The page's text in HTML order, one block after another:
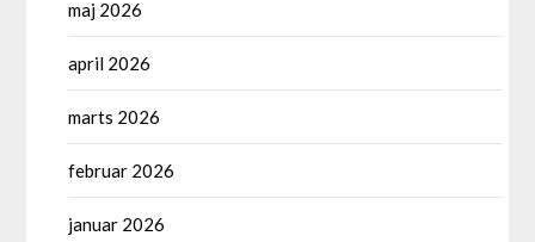
maj 2026
april 2026
marts 2026
februar 2026
januar 2026